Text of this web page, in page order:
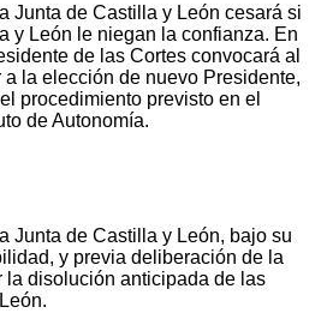
Junta de Castilla y León cesará si
y León le niegan la confianza. En
de las Cortes convocará al
a la elección de nuevo Presidente,
procedimiento previsto en el
de Autonomía.
Junta de Castilla y León, bajo su
y previa deliberación de la
la disolución anticipada de las